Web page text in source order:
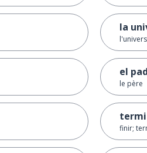
la
el
le père
finir;